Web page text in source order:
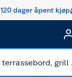
120 dager åpent kjøp